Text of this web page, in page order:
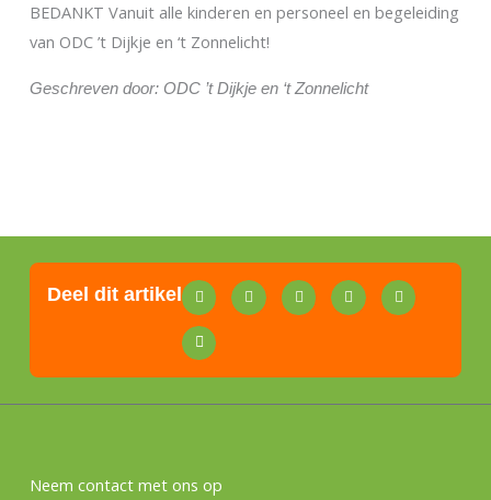
BEDANKT Vanuit alle kinderen en personeel en begeleiding
van ODC ’t Dijkje en ‘t Zonnelicht!
Geschreven door: ODC ’t Dijkje en ‘t Zonnelicht
Deel dit artikel
Neem contact met ons op